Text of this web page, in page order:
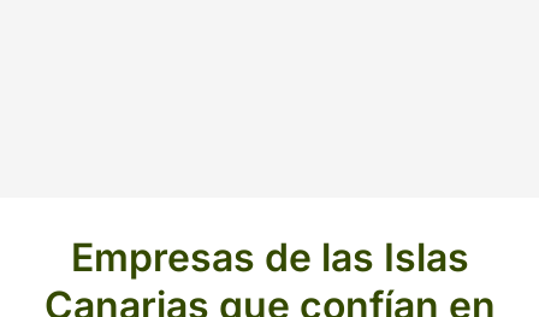
Empresas de las Islas
Canarias que confían en